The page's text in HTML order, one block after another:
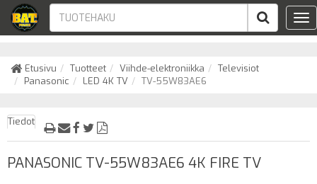
Etusivu Tuotteet Viihde-elektroniikka
Televisiot
Panasonic
LED 4K TV TV-55W83AE6
Tiedot
PANASONIC TV-55W83AE6 4K FIRE TV